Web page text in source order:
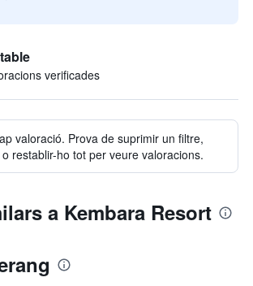
verificades
valoració. Prova de suprimir un filtre,
restablir-ho tot per veure valoracions.
a Kembara Resort